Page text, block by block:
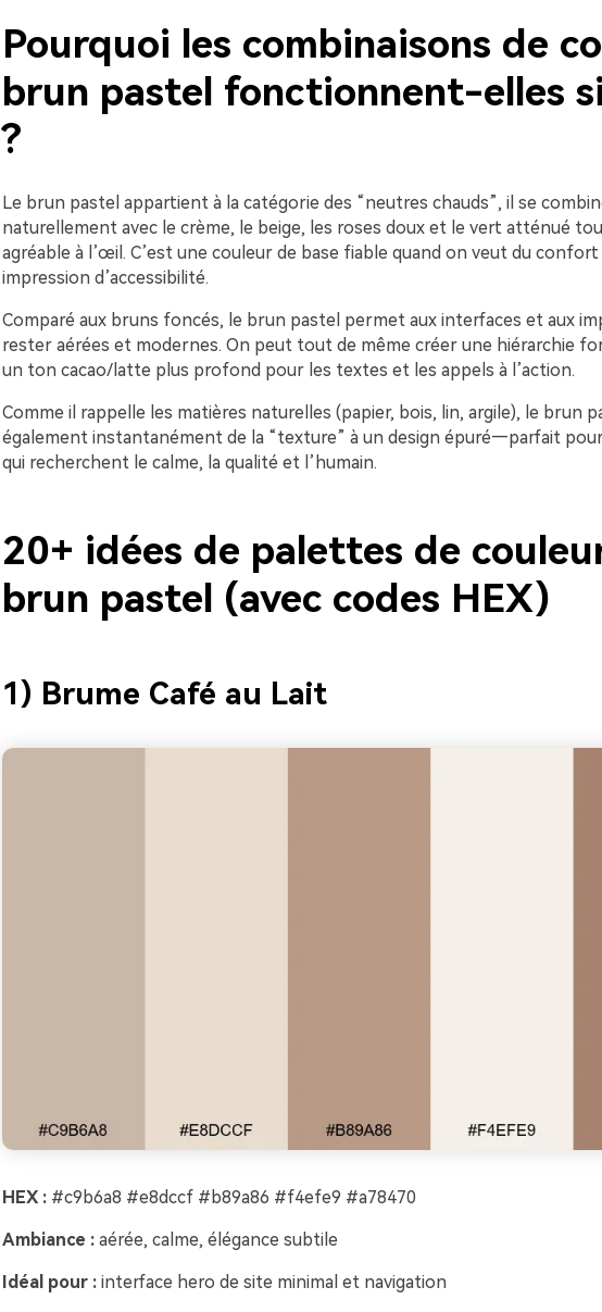
Pourquoi les combinaisons de
brun pastel fonctionnent-elles
?
Le brun pastel appartient à la catégorie des “neutres chauds”, il se
naturellement avec le crème, le beige, les roses doux et le vert atténué
agréable à l’œil. C’est une couleur de base fiable quand on veut du
impression d’accessibilité.
Comparé aux bruns foncés, le brun pastel permet aux interfaces et aux
rester aérées et modernes. On peut tout de même créer une hiérarchie
un ton cacao/latte plus profond pour les textes et les appels à l’action.
Comme il rappelle les matières naturelles (papier, bois, lin, argile), le brun
également instantanément de la “texture” à un design épuré—parfait
qui recherchent le calme, la qualité et l’humain.
20+ idées de palettes de
brun pastel (avec codes HEX)
1) Brume Café au Lait
HEX :#c9b6a8 #e8dccf #b89a86 #f4efe9 #a78470
Ambiance :aérée, calme, élégance subtile
Idéal pour :interface hero de site minimal et navigation